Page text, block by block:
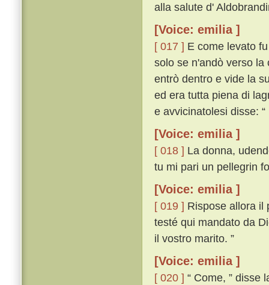
alla salute d'
[Voice: emilia ]
[ 017 ] E come levato
solo se n'andò verso
entrò dentro e vide la
ed era tutta piena di
e avvicinatolesi disse:
[Voice: emilia ]
[ 018 ] La donna,
tu mi pari un pellegrin
[Voice: emilia ]
[ 019 ] Rispose allora il
testé qui mandato da
il vostro marito. ”
[Voice: emilia ]
[ 020 ] “ Come, ” disse